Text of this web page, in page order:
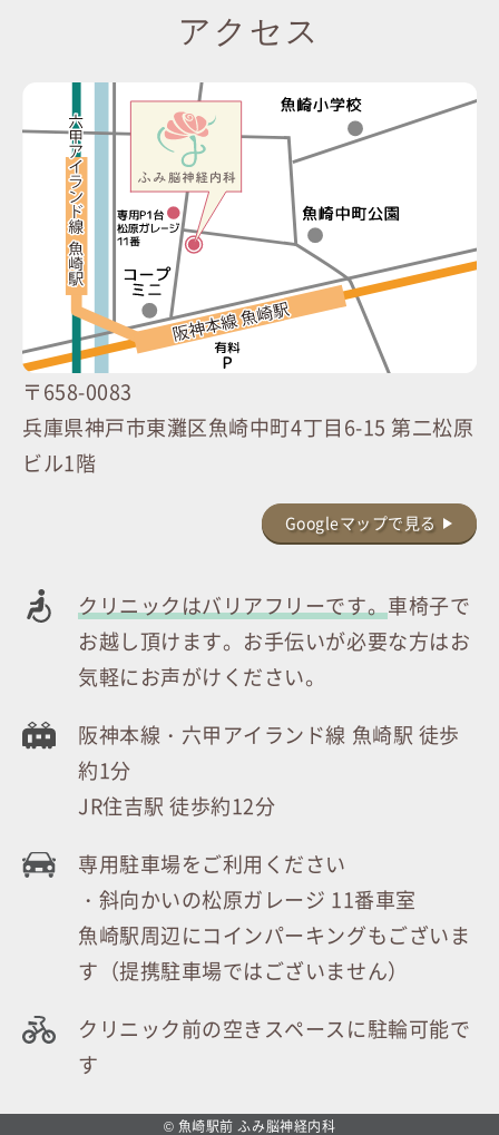
アクセス
〒658-0083
兵庫県神戸市東灘区魚崎中町4丁目6-15 第二松原
ビル1階
Googleマップで見る
クリニックはバリアフリーです。車椅子で
お越し頂けます。お手伝いが必要な方はお
気軽にお声がけください。
阪神本線・六甲アイランド線 魚崎駅 徒歩
約1分
JR住吉駅 徒歩約12分
専用駐車場をご利用ください
・斜向かいの松原ガレージ 11番車室
魚崎駅周辺にコインパーキングもございま
す（提携駐車場ではございません）
クリニック前の空きスペースに駐輪可能で
す
© 魚崎駅前 ふみ脳神経内科